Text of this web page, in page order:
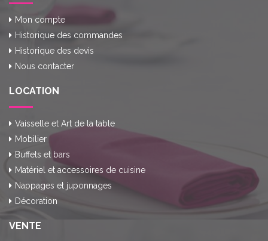
Mon compte
Historique des commandes
Historique des devis
Nous contacter
LOCATION
Vaisselle et Art de la table
Mobilier
Buffets et bars
Matériel et accessoires de cuisine
Nappages et juponnages
Décoration
VENTE